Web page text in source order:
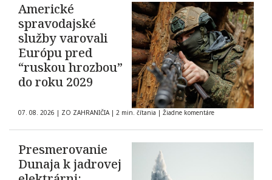
Americké
spravodajské
služby varovali
Európu pred
“ruskou hrozbou”
do roku 2029
07. 08. 2026 | ZO ZAHRANIČIA | 2 min. čítania | Žiadne komentáre
Presmerovanie
Dunaja k jadrovej